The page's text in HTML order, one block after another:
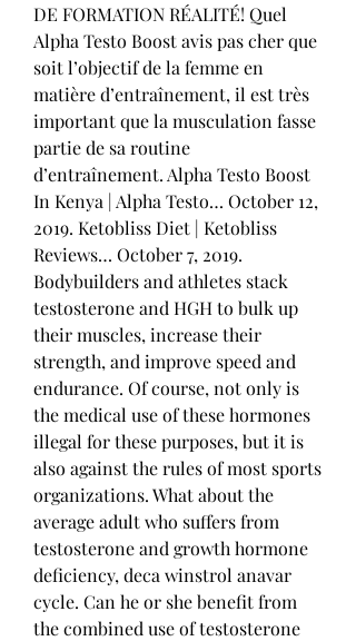
DE FORMATION RÉALITÉ! Quel
Alpha Testo Boost avis pas cher que
soit l’objectif de la femme en
matière d’entraînement, il est très
important que la musculation fasse
partie de sa routine
d’entraînement. Alpha Testo Boost
In Kenya | Alpha Testo… October 12,
2019. Ketobliss Diet | Ketobliss
Reviews… October 7, 2019.
Bodybuilders and athletes stack
testosterone and HGH to bulk up
their muscles, increase their
strength, and improve speed and
endurance. Of course, not only is
the medical use of these hormones
illegal for these purposes, but it is
also against the rules of most sports
organizations. What about the
average adult who suffers from
testosterone and growth hormone
deficiency, deca winstrol anavar
cycle. Can he or she benefit from
the combined use of testosterone